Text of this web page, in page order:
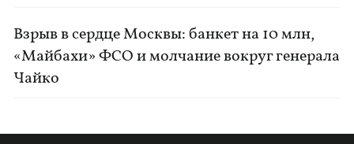
Взрыв в сердце Москвы: банкет на 10 млн,
«Майбахи» ФСО и молчание вокруг генерала
Чайко